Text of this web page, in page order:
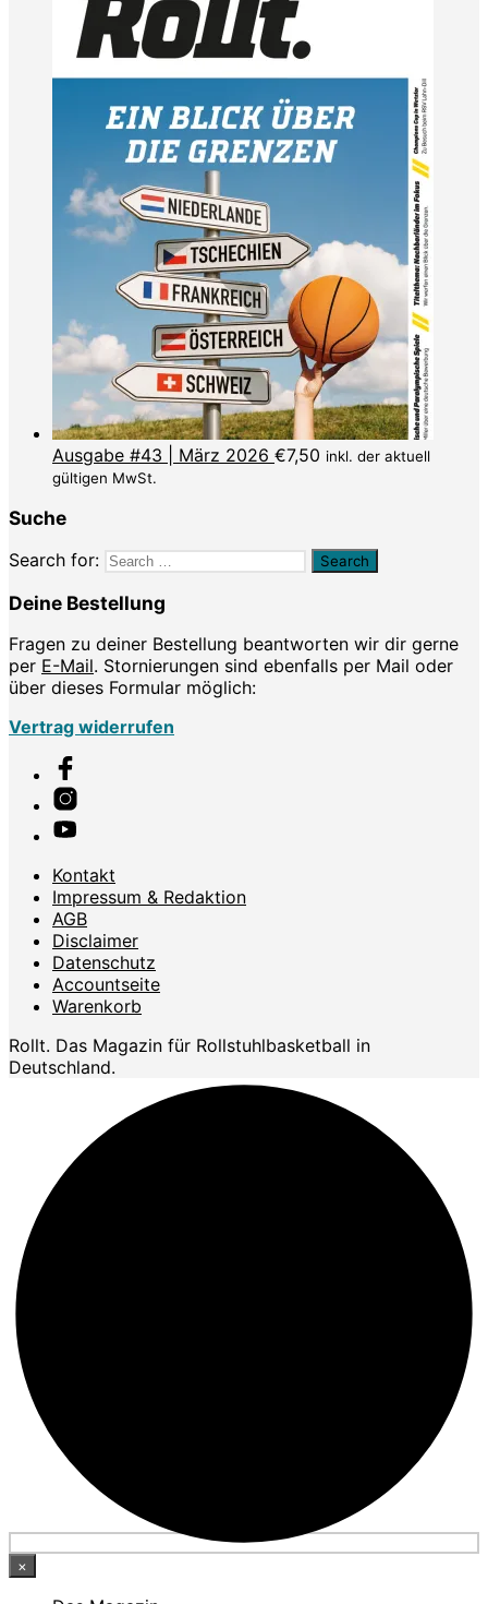
Ausgabe #43 | März 2026 €7,50 inkl. der aktuell
gültigen MwSt.
Suche
Search for:
Deine Bestellung
Fragen zu deiner Bestellung beantworten wir dir gerne
per E-Mail. Stornierungen sind ebenfalls per Mail oder
über dieses Formular möglich:
Vertrag widerrufen
Kontakt
Impressum & Redaktion
AGB
Disclaimer
Datenschutz
Accountseite
Warenkorb
Rollt. Das Magazin für Rollstuhlbasketball in
Deutschland.
×